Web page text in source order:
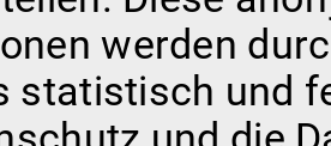
werden
statistisch und